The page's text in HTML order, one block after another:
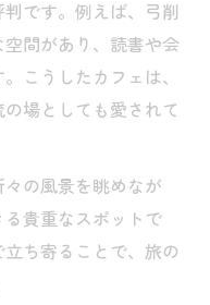
です。例えば、弓削
間があり、読書や会
こうしたカフェは、
場としても愛されて
の風景を眺めなが
貴重なスポットで
ち寄ることで、旅の